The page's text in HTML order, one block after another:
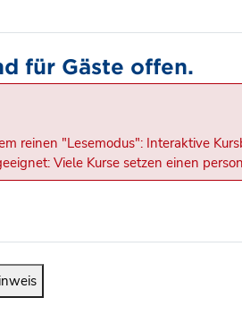
für Gäste offen.
reinen "Lesemodus": Interaktive
Viele Kurse setzen einen